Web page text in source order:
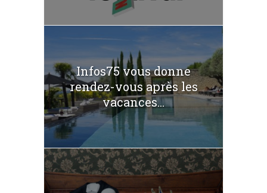
Infos75 vous donne
rendez-vous après les
vacances...